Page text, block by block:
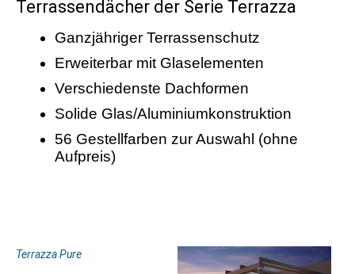
Terrassendächer der Serie Terrazza
Ganzjähriger Terrassenschutz
Erweiterbar mit Glaselementen
Verschiedenste Dachformen
Solide Glas/Aluminiumkonstruktion
56 Gestellfarben zur Auswahl (ohne
Aufpreis)
Terrazza Pure